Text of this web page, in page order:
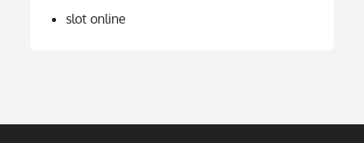
slot online